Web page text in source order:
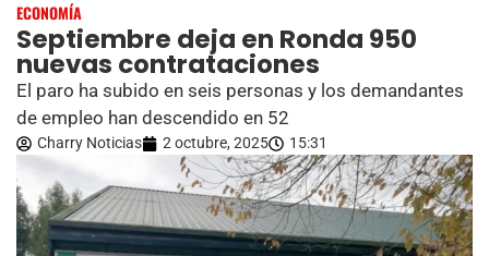
ECONOMÍA
Septiembre deja en Ronda 950
nuevas contrataciones
El paro ha subido en seis personas y los demandantes
de empleo han descendido en 52
Charry Noticias 2 octubre, 2025 15:31